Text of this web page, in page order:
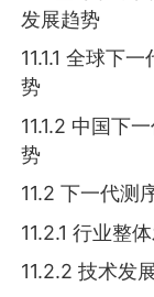
发展趋势
11.1.1 全球下
势
11.1.2 中国下
势
11.2 下一代测
11.2.1 行业整
11.2.2 技术发